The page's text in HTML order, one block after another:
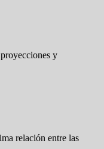
y
relación entre las